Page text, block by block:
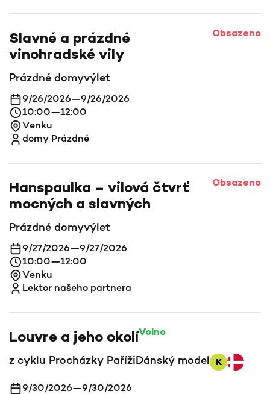
Slavné a prázdné
vinohradské vily
Obsazeno
Prázdné domyvýlet
9/26/2026—9/26/2026
10:00—12:00
Venku
domy Prázdné
Hanspaulka – vilová čtvrť
mocných a slavných
Obsazeno
Prázdné domyvýlet
9/27/2026—9/27/2026
10:00—12:00
Venku
Lektor našeho partnera
Louvre a jeho okolíVolno
z cyklu Procházky PařížiDánský model K
9/30/2026—9/30/2026